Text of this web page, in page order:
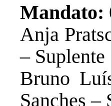
Mandato:
Anja
– Suplente
Bruno
Sanches –